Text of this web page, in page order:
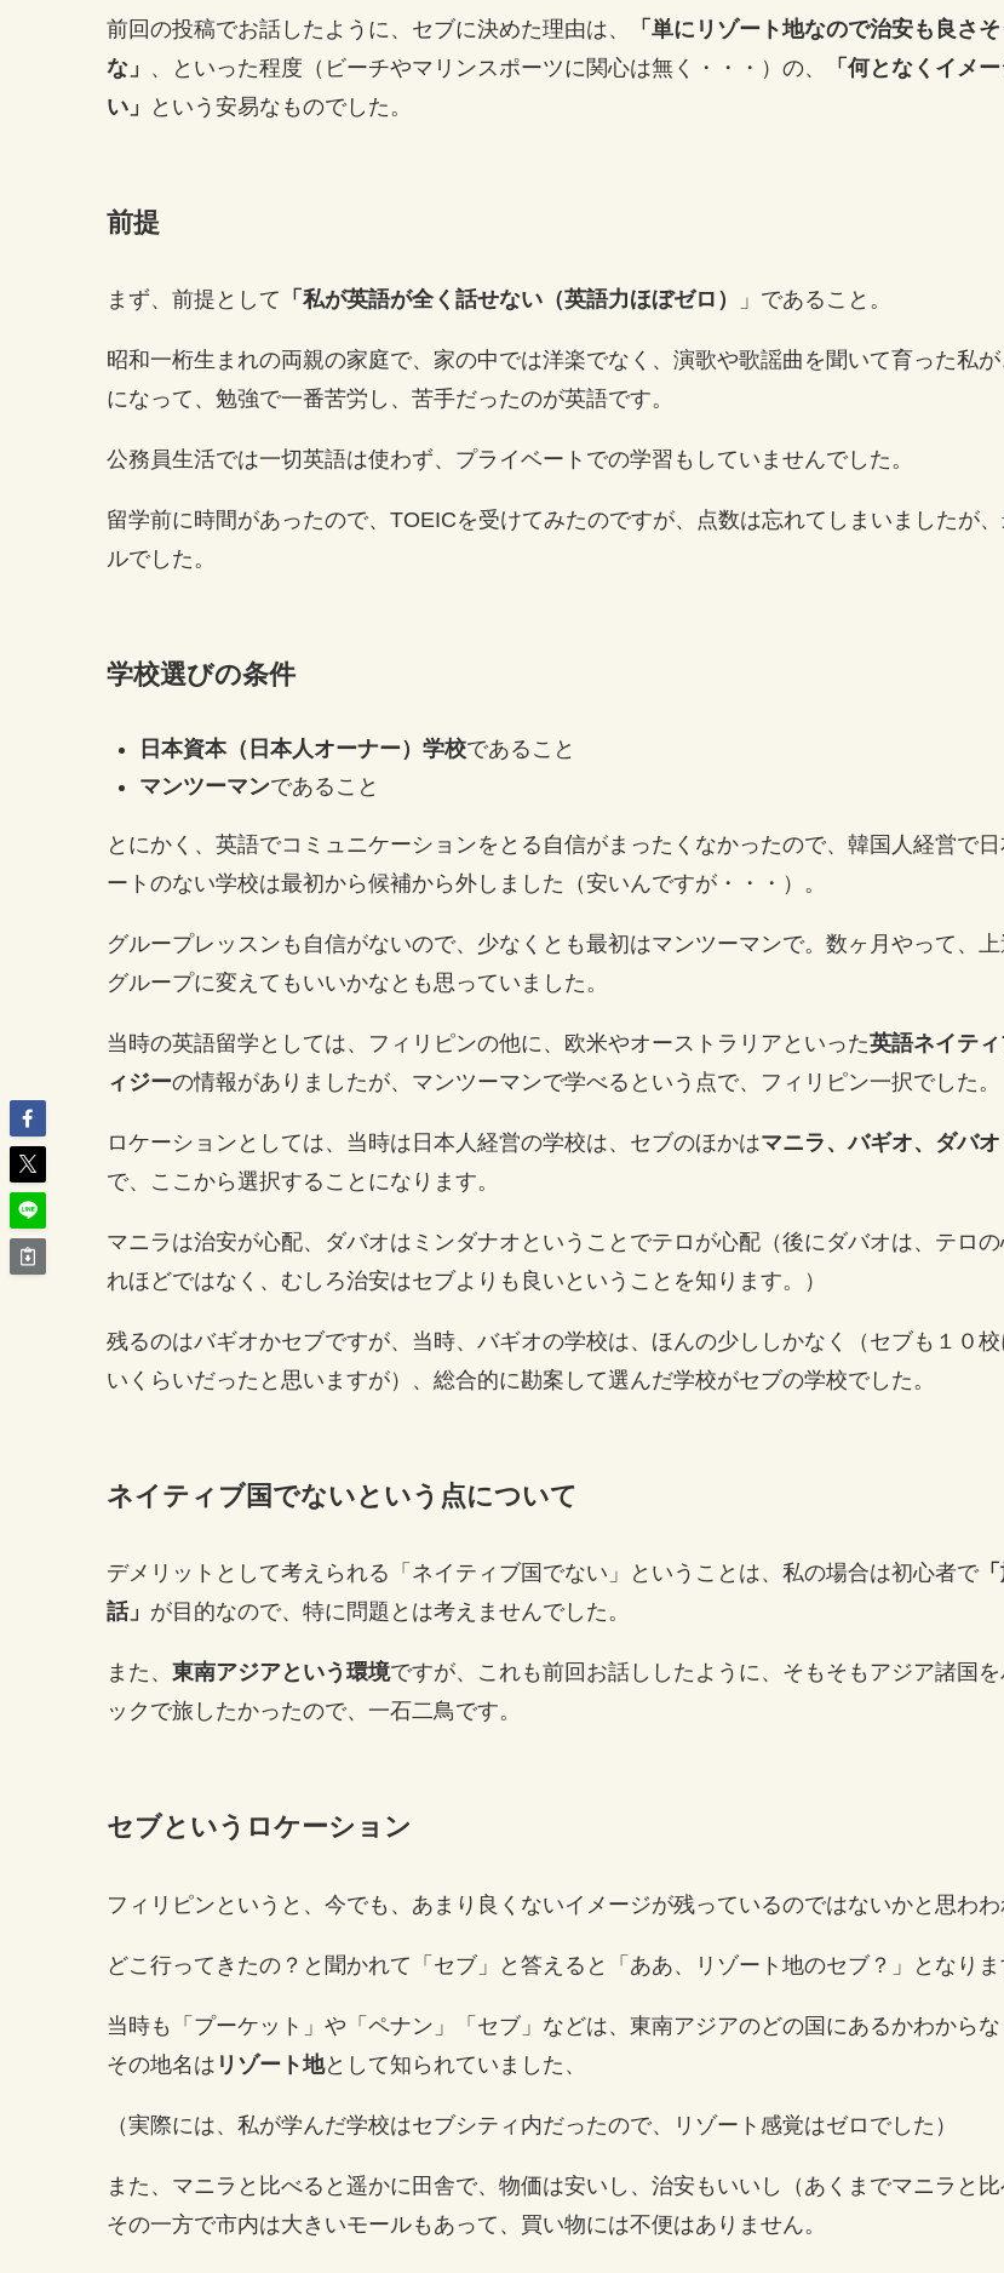
前回の投稿でお話したように、セブに決めた理由は、
「単にリゾート地なので治安も良さ
な」 、といった程度（ビーチやマリンスポーツに関心は無く・・・）の、
「何となくイメ
い」
という安易なものでした。
前提
まず、前提として 「私が英語が全く話せない（英語力ほぼゼロ） 」であること。
昭和一桁生まれの両親の家庭で、家の中では洋楽でなく、演歌や歌謡曲を聞いて育った私
になって、勉強で一番苦労し、苦手だったのが英語です。
公務員生活では一切英語は使わず、プライベートでの学習もしていませんでした。
留学前に時間があったので、TOEICを受けてみたのですが、点数は忘れてしまいましたが
ルでした。
学校選びの条件
日本資本（日本人オーナー）学校であること
マンツーマンであること
とにかく、英語でコミュニケーションをとる自信がまったくなかったので、韓国人経営で
ートのない学校は最初から候補から外しました（安いんですが・・・）。
グループレッスンも自信がないので、少なくとも最初はマンツーマンで。数ヶ月やって、上
グループに変えてもいいかなとも思っていました。
当時の英語留学としては、フィリピンの他に、欧米やオーストラリアといった英語ネイティ
ィジーの情報がありましたが、マンツーマンで学べるという点で、フィリピン一択でした。
ロケーションとしては、当時は日本人経営の学校は、セブのほかはマニラ、バギオ、ダバオ
で、ここから選択することになります。
マニラは治安が心配、ダバオはミンダナオということでテロが心配（後にダバオは、テロ
れほどではなく、むしろ治安はセブよりも良いということを知ります。）
残るのはバギオかセブですが、当時、バギオの学校は、ほんの少ししかなく（セブも１０
いくらいだったと思いますが）、総合的に勘案して選んだ学校がセブの学校でした。
ネイティブ国でないという点について
デメリットとして考えられる「ネイティブ国でない」ということは、私の場合は初心者で
話」 が目的なので、特に問題とは考えませんでした。
また、 東南アジアという環境ですが、これも前回お話ししたように、そもそもアジア諸国
ックで旅したかったので、一石二鳥です。
セブというロケーション
フィリピンというと、今でも、あまり良くないイメージが残っているのではないかと思わわ
どこ行ってきたの？と聞かれて「セブ」と答えると「ああ、リゾート地のセブ？」となりま
当時も「プーケット」や「ペナン」「セブ」などは、東南アジアのどの国にあるかわからな
その地名は リゾート地として知られていました、
（実際には、私が学んだ学校はセブシティ内だったので、リゾート感覚はゼロでした）
また、マニラと比べると遥かに田舎で、物価は安いし、治安もいいし（あくまでマニラと比
その一方で市内は大きいモールもあって、買い物には不便はありません。